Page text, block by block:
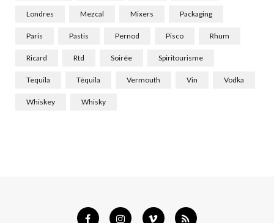
Londres Mezcal Mixers Packaging
Paris Pastis Pernod Pisco Rhum
Ricard Rtd Soirée Spiritourisme
Tequila Téquila Vermouth Vin Vodka
Whiskey Whisky